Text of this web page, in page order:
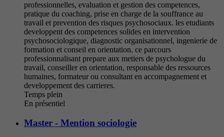
professionnelles, evaluation et gestion des competences,
pratique du coaching, prise en charge de la souffrance au
travail et prevention des risques psychosociaux. les etudiants
developpent des competences solides en intervention
psychosociologique, diagnostic organisationnel, ingenierie de
formation et conseil en orientation. ce parcours
professionnalisant prepare aux metiers de psychologue du
travail, conseiller en orientation, responsable des ressources
humaines, formateur ou consultant en accompagnement et
developpement des carrieres.
Temps plein
En présentiel
Master - Mention sociologie